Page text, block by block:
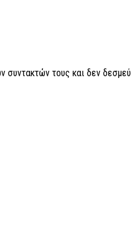
τους και δεν